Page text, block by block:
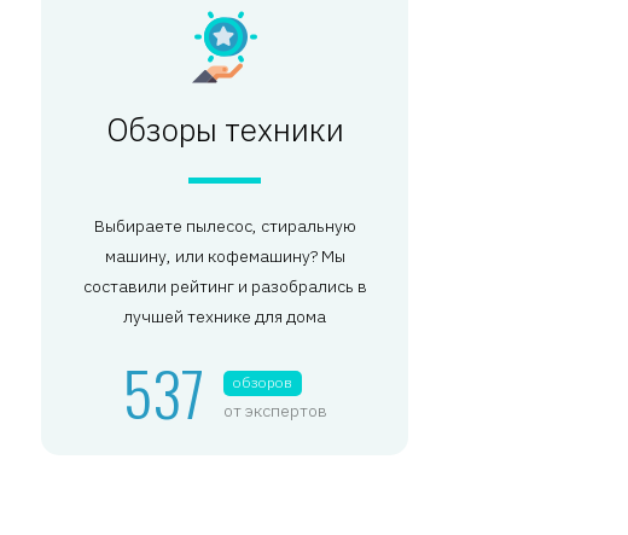
Обзоры техники
Выбираете пылесос, стиральную
машину, или кофемашину? Мы
составили рейтинг и разобрались в
лучшей технике для дома
537 обзоров
от экспертов